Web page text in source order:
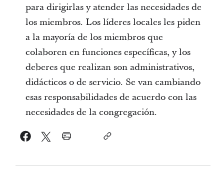
para dirigirlas y atender las necesidades de
los miembros. Los líderes locales les piden
a la mayoría de los miembros que
colaboren en funciones específicas, y los
deberes que realizan son administrativos,
didácticos o de servicio. Se van cambiando
esas responsabilidades de acuerdo con las
necesidades de la congregación.